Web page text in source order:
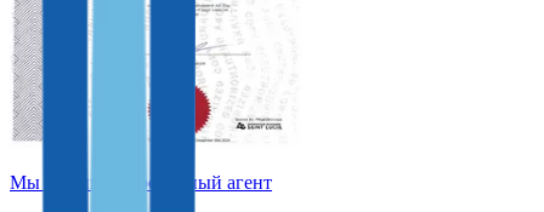
Мы — лицензированный агент